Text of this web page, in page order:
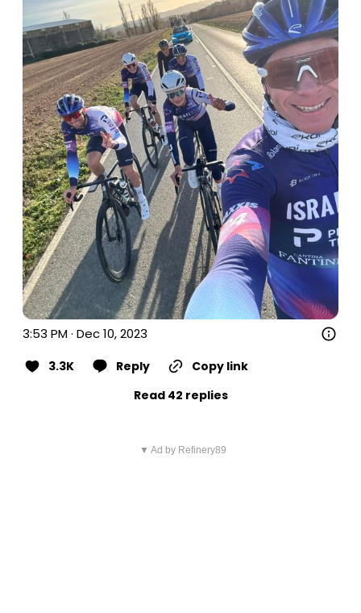
3:53 PM · Dec 10, 2023
3.3K Reply
Copy link
Read 42 replies
▼ Ad by Refinery89